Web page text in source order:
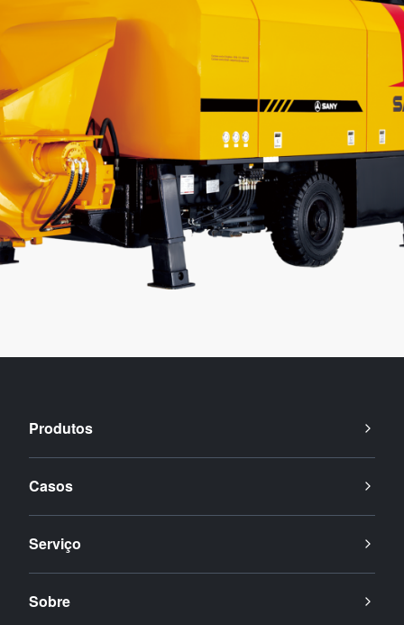
Produtos
Casos
Serviço
Sobre